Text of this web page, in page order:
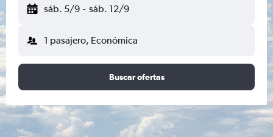
sáb. 5/9 - sáb. 12/9
1 pasajero, Económica
Buscar ofertas